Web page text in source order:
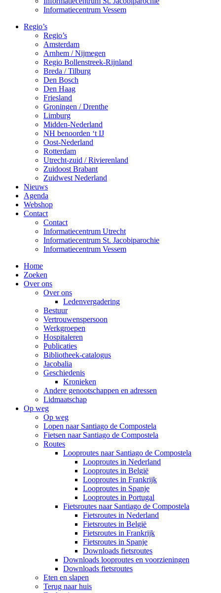
Informatiecentrum Vessem
Regio’s
Regio’s
Amsterdam
Arnhem / Nijmegen
Regio Bollenstreek-Rijnland
Breda / Tilburg
Den Bosch
Den Haag
Friesland
Groningen / Drenthe
Limburg
Midden-Nederland
NH benoorden ‘t IJ
Oost-Nederland
Rotterdam
Utrecht-zuid / Rivierenland
Zuidoost Brabant
Zuidwest Nederland
Nieuws
Agenda
Webshop
Contact
Contact
Informatiecentrum Utrecht
Informatiecentrum St. Jacobiparochie
Informatiecentrum Vessem
Home
Zoeken
Over ons
Over ons
Ledenvergadering
Bestuur
Vertrouwenspersoon
Werkgroepen
Hospitaleren
Publicaties
Bibliotheek-catalogus
Jacobalia
Geschiedenis
Kronieken
Andere genootschappen en adressen
Lidmaatschap
Op weg
Op weg
Lopen naar Santiago de Compostela
Fietsen naar Santiago de Compostela
Routes
Looproutes naar Santiago de Compostela
Looproutes in Nederland
Looproutes in België
Looproutes in Frankrijk
Looproutes in Spanje
Looproutes in Portugal
Fietsroutes naar Santiago de Compostela
Fietsroutes in Nederland
Fietsroutes in België
Fietsroutes in Frankrijk
Fietsroutes in Spanje
Downloads fietsroutes
Downloads looproutes en voorzieningen
Downloads fietsroutes
Eten en slapen
Terug naar huis